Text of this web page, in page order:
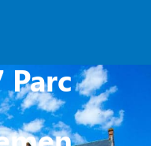
Parc